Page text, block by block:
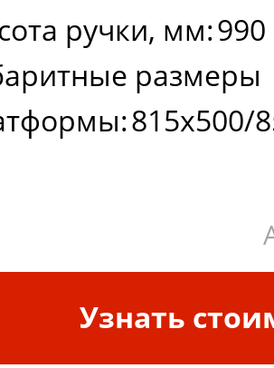
ручки, мм:990
размеры
815х500/
кг:
Узнать